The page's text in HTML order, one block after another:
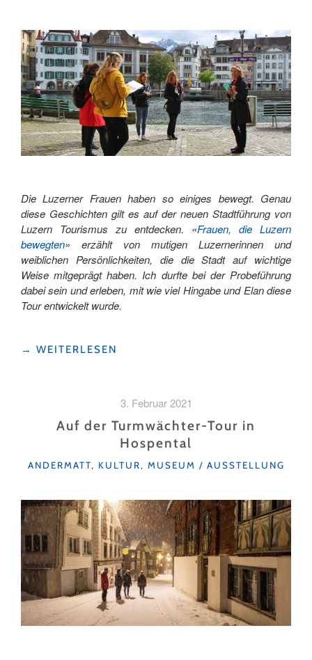
Die Luzerner Frauen haben so einiges bewegt. Genau
diese Geschichten gilt es auf der neuen Stadtführung von
Luzern Tourismus zu entdecken. «Frauen, die Luzern
bewegten» erzählt von mutigen Luzernerinnen und
weiblichen Persönlichkeiten, die die Stadt auf wichtige
Weise mitgeprägt haben. Ich durfte bei der Probeführung
dabei sein und erleben, mit wie viel Hingabe und Elan diese
Tour entwickelt wurde.
"«FRAUEN,
PIONIERINNEN
GRUND"
→ WEITERLESEN
3. Februar 2021
Auf der Turmwächter-Tour in
Hospental
KATEGORIEN
ANDERMATT, KULTUR, MUSEUM / AUSSTELLUNG